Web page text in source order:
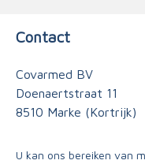
Contact
Covarmed BV
Doenaertstraat 11
8510 Marke (Kortrijk)
U kan ons bereiken van